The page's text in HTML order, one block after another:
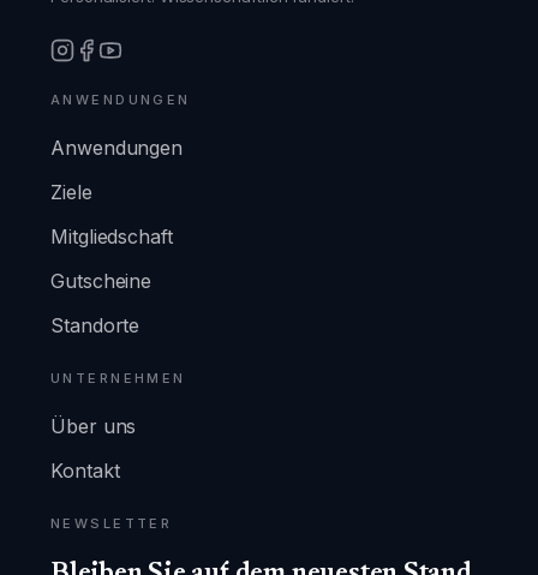
ANWENDUNGEN
Anwendungen
Ziele
Mitgliedschaft
Gutscheine
Standorte
UNTERNEHMEN
Über uns
Kontakt
NEWSLETTER